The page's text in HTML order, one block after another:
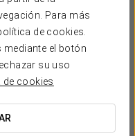
Para más
de cookies.
el botón
su uso
de cookies